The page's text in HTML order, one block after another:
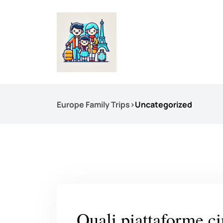
Europe Family Trips>Uncategorized